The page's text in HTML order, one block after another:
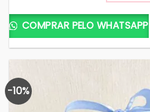
COMPRAR PELO WHATSAPP
-10%